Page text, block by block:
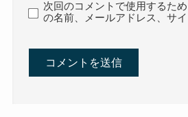
次回のコメントで使用するた
の名前、メールアドレス、サイ